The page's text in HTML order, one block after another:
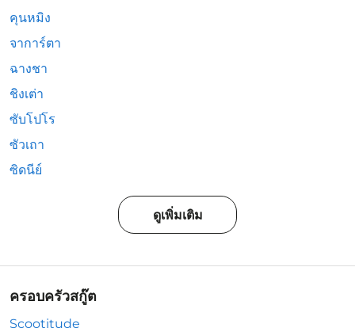
คุนหมิง
จาการ์ตา
ฉางชา
ชิงเต่า
ซับโปโร
ซัวเถา
ซิดนีย์
ดูเพิ่มเติม
ครอบครัวสกู๊ต
Scootitude